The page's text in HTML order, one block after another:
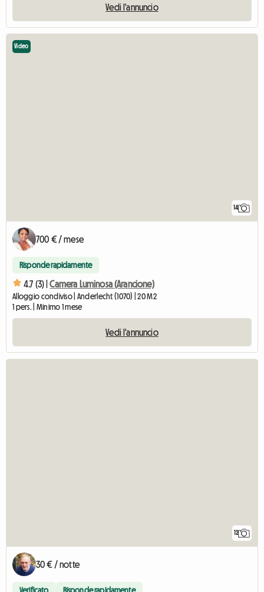
Vedi l'annuncio
14
Video
700 € / mese
Risponde rapidamente
4.7 (3) | Camera Luminosa (Arancione)
Alloggio condiviso | Anderlecht (1070) | 20 M2
1 pers. | Minimo 1 mese
Vedi l'annuncio
12
30 € / notte